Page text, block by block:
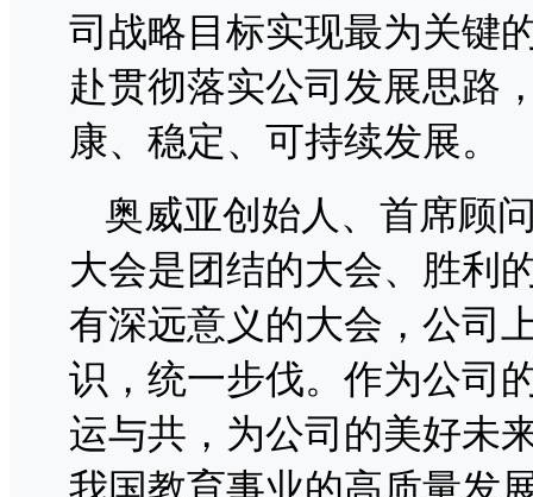
司战略目标实现最为关键
赴贯彻落实公司发展思路
康、稳定、可持续发展。
奥威亚创始人、首席顾
大会是团结的大会、胜利
有深远意义的大会，公司
识，统一步伐。作为公司
运与共，为公司的美好未
我国教育事业的高质量发